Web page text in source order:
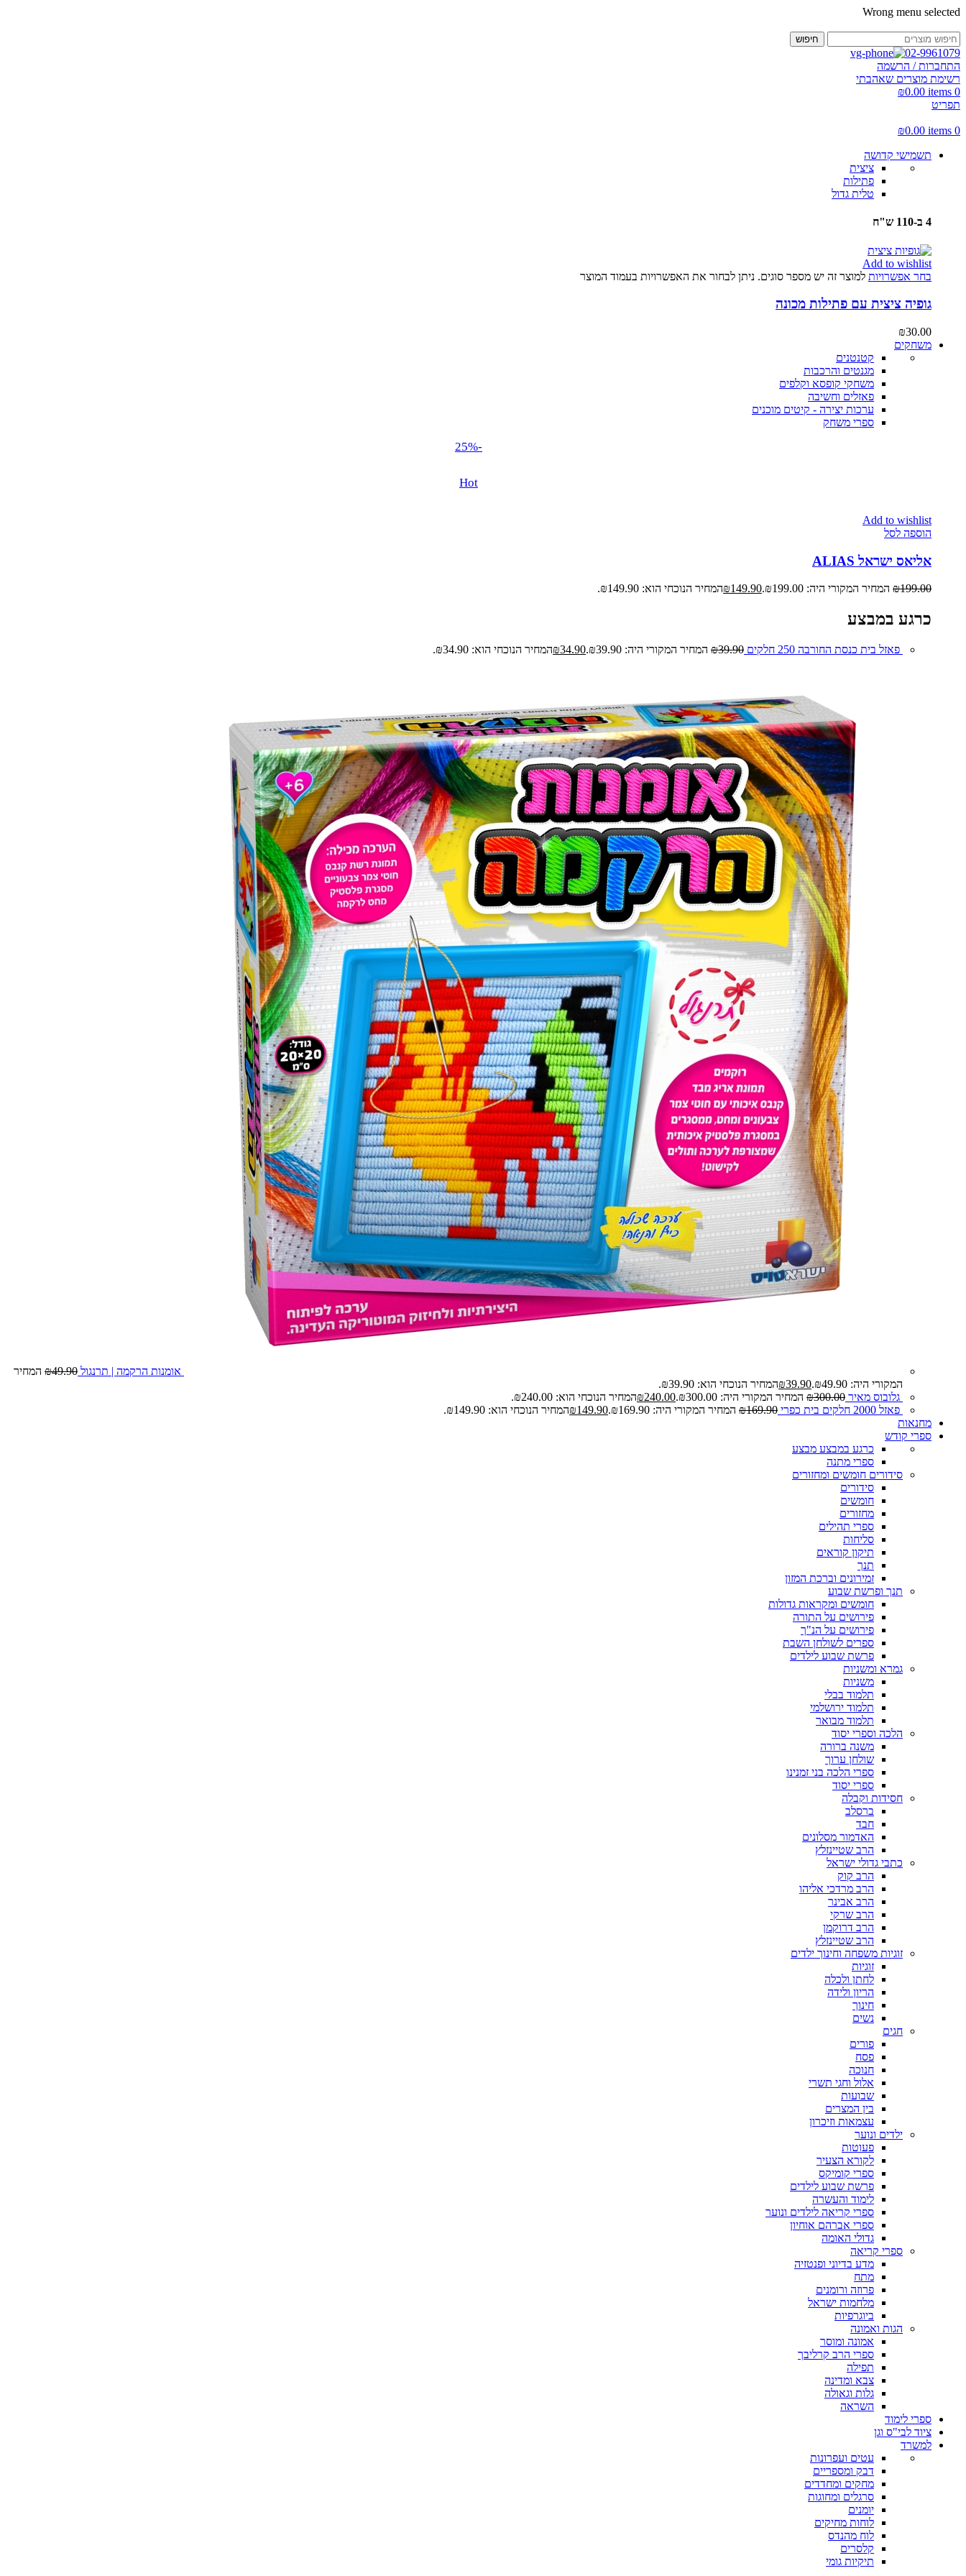
Wrong menu selected
חיפוש
02-9961079
התחברות / הרשמה
רשימת מוצרים שאהבתי
0
items
₪0.00
תפריט
0
items
₪0.00
תשמישי קדושה
ציצית
פתילות
טלית גדול
4 ב-110 ש"ח
Add to wishlist
בחר אפשרויות למוצר זה יש מספר סוגים. ניתן לבחור את האפשרויות בעמוד המוצר
גופיה ציצית עם פתילות מכונה
₪30.00
משחקים
קטנטנים
מגנטים והרכבות
משחקי קופסא וקלפים
פאזלים וחשיבה
ערכות יצירה - קיטים מוכנים
ספרי משחק
-25%
Hot
Add to wishlist
הוספה לסל
אליאס ישראל ALIAS
₪199.00 המחיר המקורי היה: ₪199.00. ₪149.90 המחיר הנוכחי הוא: ₪149.90.
כרגע במבצע
פאזל בית כנסת החורבה 250 חלקים ₪39.90 המחיר המקורי היה: ₪39.90. ₪34.90 המחיר הנוכחי הוא: ₪34.90.
אומנות הרקמה | תרנגול ₪49.90
המחיר
המקורי היה: ₪49.90.
₪39.90
המחיר הנוכחי הוא: ₪39.90.
גלובוס מאיר
₪300.00 המחיר המקורי היה: ₪300.00. ₪240.00
המחיר הנוכחי הוא: ₪240.00.
פאזל 2000 חלקים בית כפרי
₪169.90 המחיר המקורי היה: ₪169.90. ₪149.90
המחיר הנוכחי הוא: ₪149.90.
מחנאות
ספרי קודש
כרגע במבצע מבצע
ספרי מתנה
סידורים חומשים ומחזורים
סידורים
חומשים
מחזורים
ספרי תהילים
סליחות
תיקון קוראים
תנך
זמירונים וברכת המזון
תנך ופרשת שבוע
חומשים ומקראות גדולות
פירושים על התורה
פירושים על הנ"ך
ספרים לשולחן השבת
פרשת שבוע לילדים
גמרא ומשניות
משניות
תלמוד בבלי
תלמוד ירושלמי
תלמוד מבואר
הלכה וספרי יסוד
משנה ברורה
שולחן ערוך
ספרי הלכה בני זמנינו
ספרי יסוד
חסידות וקבלה
ברסלב
חבד
האדמור מסלונים
הרב שטיינזלץ
כתבי גדולי ישראל
הרב קוק
הרב מרדכי אליהו
הרב אבינר
הרב שרקי
הרב דרוקמן
הרב שטיינזלץ
זוגיות משפחה וחינוך ילדים
זוגיות
לחתן ולכלה
הריון ולידה
חינוך
נשים
חגים
פורים
פסח
חנוכה
אלול וחגי תשרי
שבועות
בין המצרים
עצמאות וזיכרון
ילדים ונוער
פעוטות
לקורא הצעיר
ספרי קומיקס
פרשת שבוע לילדים
לימוד והעשרה
ספרי קריאה לילדים ונוער
ספרי אברהם אוחיון
גדולי האומה
ספרי קריאה
מדע בדיוני ופנטזיה
מתח
פרוזה ורומנים
מלחמות ישראל
ביוגרפיות
הגות ואמונה
אמונה ומוסר
ספרי הרב קרליבך
תפילה
צבא ומדינה
גלות וגאולה
השראה
ספרי לימוד
ציוד לבי"ס וגן
למשרד
עטים ועפרונות
דבק ומספריים
מחקים ומחדדים
סרגלים ומחוגות
יומנים
לוחות מחיקים
לוח מהנדס
קלסרים
תיקיות גומי